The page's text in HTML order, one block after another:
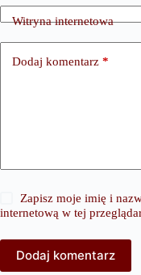
Witryna internetowa
Dodaj komentarz *
Zapisz moje imię i
internetową w tej
Dodaj komentarz